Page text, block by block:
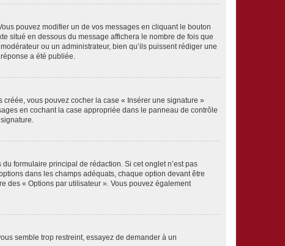
pouvez modifier un de vos messages en cliquant le bouton
situé en dessous du message affichera le nombre de fois que
ou un administrateur, bien qu’ils puissent rédiger une
a été publiée.
vous pouvez cocher la case « Insérer une signature »
en cochant la case appropriée dans le panneau de contrôle
formulaire principal de rédaction. Si cet onglet n’est pas
dans les champs adéquats, chaque option devant être
des « Options par utilisateur ». Vous pouvez également
semble trop restreint, essayez de demander à un